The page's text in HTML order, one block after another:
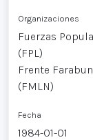
Organizaciones
Fuerzas
(FPL)
Frente
(FMLN)
Fecha
1984-01-01